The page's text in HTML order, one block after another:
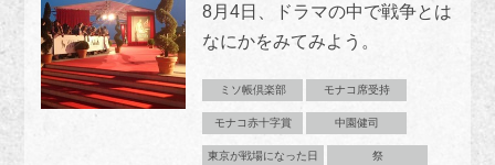
8月4日、ドラマの中で戦争とは
なにかをみてみよう。
ミソ帳倶楽部 モナコ席受持
モナコ赤十字賞 中園健司
東京が戦場になった日 祭